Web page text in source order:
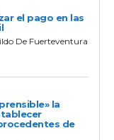
el pago en las
De Fuerteventura
la
de